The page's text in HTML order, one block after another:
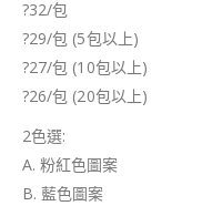
?32/包
?29/包 (5包以上)
?27/包 (10包以上)
?26/包 (20包以上)
2色選:
A. 粉紅色圖案
B. 藍色圖案